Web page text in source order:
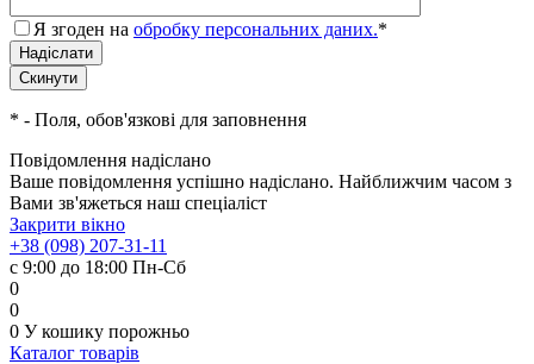
Я згоден на обробку персональних даних.*
* - Поля, обов'язкові для заповнення
Повідомлення надіслано
Ваше повідомлення успішно надіслано. Найближчим часом з
Вами зв'яжеться наш спеціаліст
Закрити вікно
+38 (098) 207-31-11
с 9:00 до 18:00 Пн-Сб
0
0
0 У кошику порожньо
Каталог товарів